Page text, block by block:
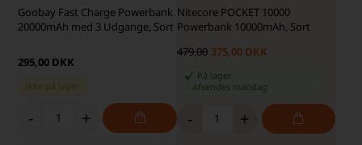
Goobay Fast Charge Powerbank
20000mAh med 3 Udgange, Sort
295,00 DKK
Ikke på lager
- +
Nitecore POCKET 10000
Powerbank 10000mAh, Sort
479,00 375,00 DKK
På lager
Afsendes mandag
- +